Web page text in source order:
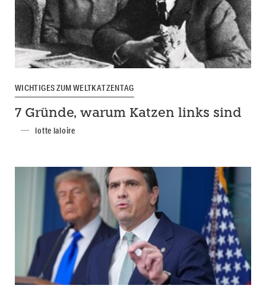
WICHTIGES ZUM WELTKATZENTAG
7 Gründe, warum Katzen links sind
lotte laloire